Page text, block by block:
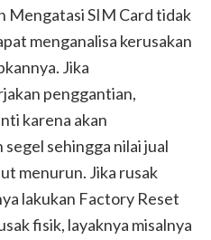
Mengatasi SIM Card tidak
menganalisa kerusakan
Jika
penggantian,
karena akan
sehingga nilai jual
menurun. Jika rusak
lakukan Factory Reset
fisik, layaknya misalnya